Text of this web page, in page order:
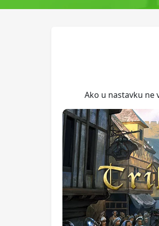
Ako u nastavku ne